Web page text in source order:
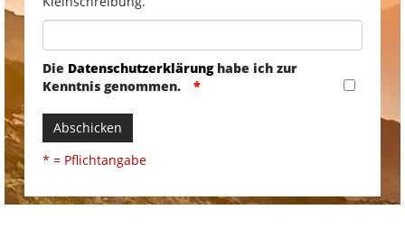
Die Datenschutzerklärunghabe ich zur
Kenntnis genommen.
Abschicken
* = Pflichtangabe